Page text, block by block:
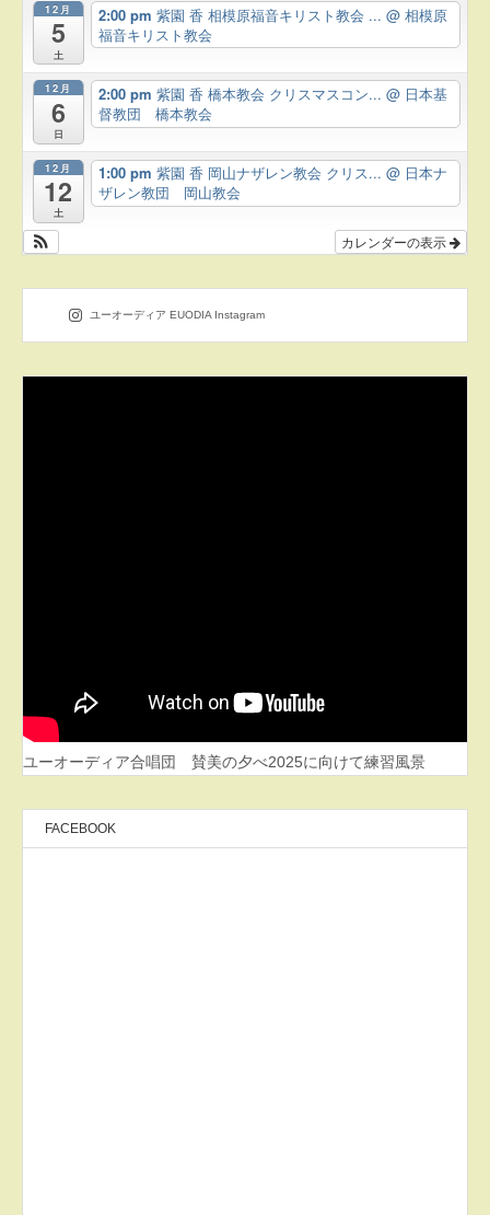
12月
5
土
2:00 pm 紫園 香 相模原福音キリスト教会 ... @ 相模原
福音キリスト教会
12月
6
日
2:00 pm 紫園 香 橋本教会 クリスマスコン... @ 日本基
督教団 橋本教会
12月
12
土
1:00 pm 紫園 香 岡山ナザレン教会 クリス... @ 日本ナ
ザレン教団 岡山教会
カレンダーの表示
ユーオーディア EUODIA Instagram
ユーオーディア合唱団 賛美の夕べ2025に向けて練習風景
FACEBOOK